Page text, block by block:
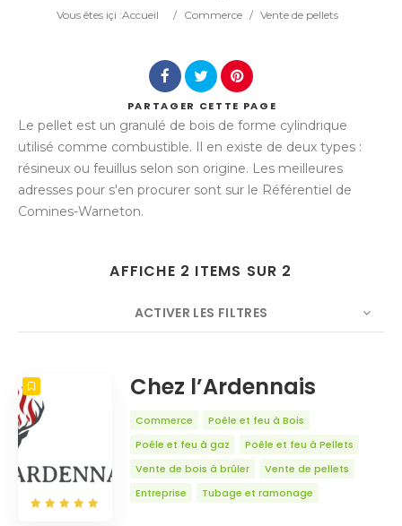
Rechercher
Vous êtes içi :Accueil / Commerce / Vente de pellets
PARTAGER CETTE PAGE
Le pellet est un granulé de bois de forme cylindrique
utilisé comme combustible. Il en existe de deux types :
résineux ou feuillus selon son origine. Les meilleures
adresses pour s'en procurer sont sur le Référentiel de
Comines-Warneton.
AFFICHE 2 ITEMS SUR 2
ACTIVER LES FILTRES
NOMBRE ORDRE
Chez l’Ardennais
Commerce
Poêle et feu à Bois
Poêle et feu à gaz
Poêle et feu à Pellets
Vente de bois à brûler
Vente de pellets
Entreprise
Tubage et ramonage